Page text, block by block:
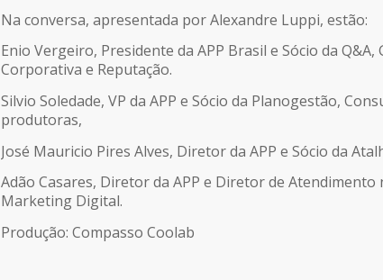
Na conversa, apresentada por Alexandre Luppi, estão:
Enio Vergeiro, Presidente da APP Brasil e Sócio da Q&A,
Corporativa e Reputação.
Silvio Soledade, VP da APP e Sócio da Planogestão,
produtoras,
José Mauricio Pires Alves, Diretor da APP e Sócio da
Adão Casares, Diretor da APP e Diretor de
Marketing Digital.
Produção: Compasso Coolab